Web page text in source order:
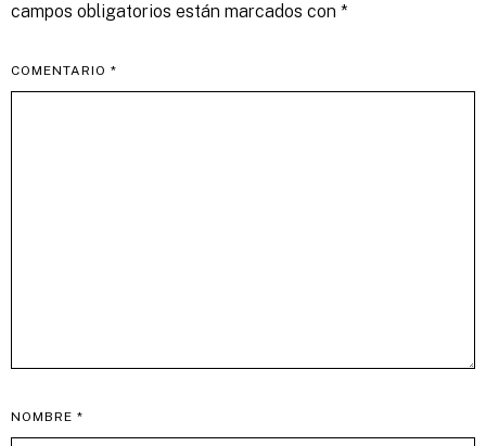
campos obligatorios están marcados con *
COMENTARIO *
NOMBRE *